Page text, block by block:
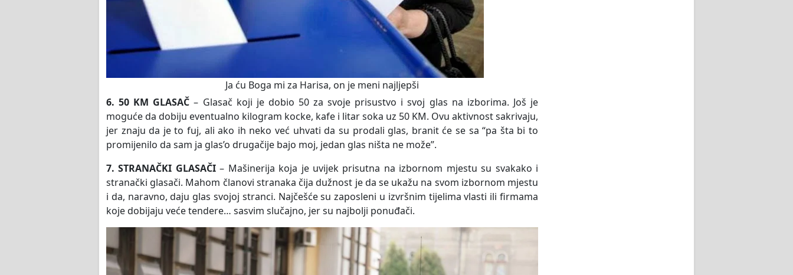
Ja ću Boga mi za Harisa, on je meni najljepši
6. 50 KM GLASAČ – Glasač koji je dobio 50 za svoje prisustvo i svoj glas na izborima. Još je
moguće da dobiju eventualno kilogram kocke, kafe i litar soka uz 50 KM. Ovu aktivnost sakrivaju,
jer znaju da je to fuj, ali ako ih neko već uhvati da su prodali glas, branit će se sa “pa šta bi to
promijenilo da sam ja glas’o drugačije bajo moj, jedan glas ništa ne može”.
7. STRANAČKI GLASAČI– Mašinerija koja je uvijek prisutna na izbornom mjestu su svakako i
stranački glasači. Mahom članovi stranaka čija dužnost je da se ukažu na svom izbornom mjestu
i da, naravno, daju glas svojoj stranci. Najčešće su zaposleni u izvršnim tijelima vlasti ili firmama
koje dobijaju veće tendere… sasvim slučajno, jer su najbolji ponuđači.